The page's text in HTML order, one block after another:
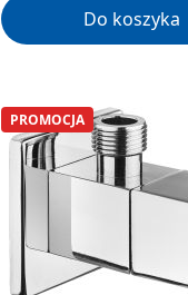
Do koszyka
PROMOCJA